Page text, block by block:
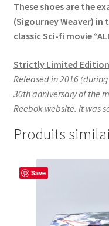
These shoes are the
(Sigourney Weaver) in
classic Sci-fi movie
Strictly Limited
Released in 2016
30th anniversary of the
Reebok website. It was
Produits
Save